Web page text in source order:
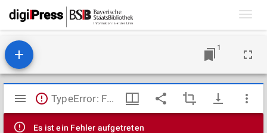
1
Mirador
Viewer
TypeError: Failed to fetch
Es ist ein Fehler aufgetreten